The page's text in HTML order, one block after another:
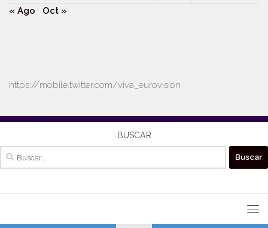
« Ago
Oct »
https://mobile.twitter.com/viva_eurovision
BUSCAR